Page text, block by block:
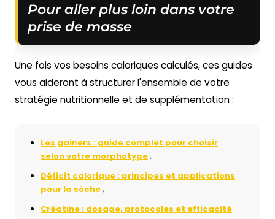
Pour aller plus loin dans votre
prise de masse
Une fois vos besoins caloriques calculés, ces guides
vous aideront à structurer l'ensemble de votre
stratégie nutritionnelle et de supplémentation :
Les gainers : guide complet pour choisir
selon votre morphotype;
Déficit calorique : principes et applications
pour la sèche;
Créatine : dosage, protocoles et efficacité